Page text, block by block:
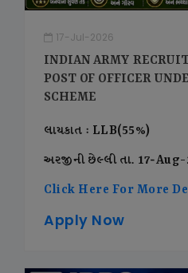
17-Jul-2026
INDIAN ARMY
POST OF OFFICER
SCHEME
લાયકાત : LLB(55%)
અરજીની છેલ્લી તા. 17-
Click Here For More
Apply Now